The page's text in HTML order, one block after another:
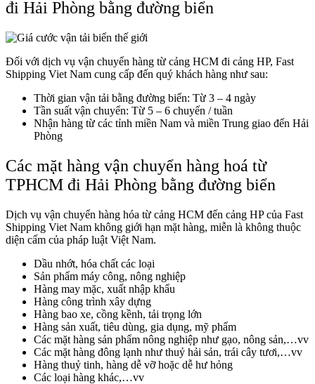
đi Hải Phòng bằng đường biển
Đối với dịch vụ vận chuyển hàng từ cảng HCM đi cảng HP, Fast
Shipping Viet Nam cung cấp đến quý khách hàng như sau:
Thời gian vận tải bằng đường biển: Từ 3 – 4 ngày
Tần suất vận chuyển: Từ 5 – 6 chuyến / tuần
Nhận hàng từ các tỉnh miền Nam và miền Trung giao đến Hải
Phòng
Các mặt hàng vận chuyển hàng hoá từ
TPHCM đi Hải Phòng bằng đường biển
Dịch vụ vận chuyển hàng hóa từ cảng HCM đến cảng HP của Fast
Shipping Viet Nam không giới hạn mặt hàng, miễn là không thuộc
diện cấm của pháp luật Việt Nam.
Dầu nhớt, hóa chất các loại
Sản phẩm máy công, nông nghiệp
Hàng may mặc, xuất nhập khẩu
Hàng công trình xây dựng
Hàng bao xe, cồng kềnh, tải trọng lớn
Hàng sản xuất, tiêu dùng, gia dụng, mỹ phẩm
Các mặt hàng sản phẩm nông nghiệp như gạo, nông sản,…vv
Các mặt hàng đông lạnh như thuỷ hải sản, trái cây tươi,…vv
Hàng thuỷ tinh, hàng dễ vỡ hoặc dễ hư hỏng
Các loại hàng khác,…vv